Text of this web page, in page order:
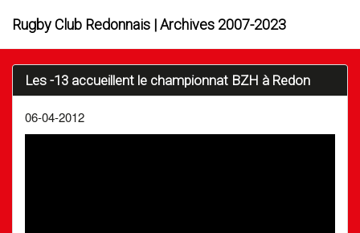
Rugby Club Redonnais | Archives 2007-2023
Les -13 accueillent le championnat BZH à Redon
06-04-2012